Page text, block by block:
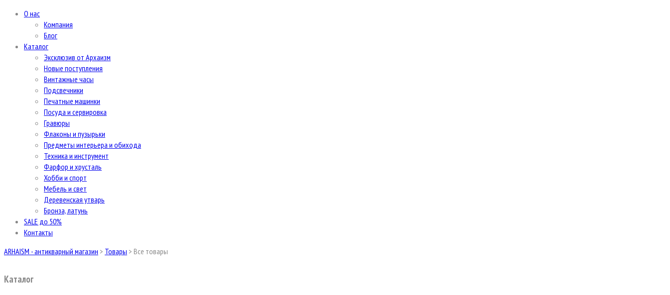
О нас
Компания
Блог
Каталог
Эксклюзив от Архаизм
Новые поступления
Винтажные часы
Подсвечники
Печатные машинки
Посуда и сервировка
Гравюры
Флаконы и пузырьки
Предметы интерьера и обихода
Техника и инструмент
Фарфор и хрусталь
Хобби и спорт
Мебель и свет
Деревенская утварь
Бронза, латунь
SALE до 50%
Контакты
ARHAISM - антикварный магазин > Товары > Все товары
Каталог